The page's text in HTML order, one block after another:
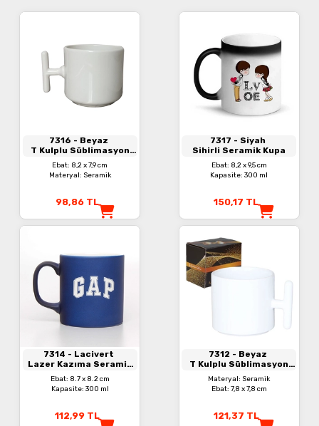
7316 - Beyaz
T Kulplu Süblimasyon
Seramik Kupa
Ebat: 8,2 x 7,9 cm
Materyal: Seramik
98,86 TL
7317 - Siyah
Sihirli Seramik Kupa
Ebat: 8,2 x 9,5 cm
Kapasite: 300 ml
150,17 TL
7314 - Lacivert
Lazer Kazıma Seramik
Kupa
Ebat: 8.7 x 8.2 cm
Kapasite: 300 ml
112,99 TL
7312 - Beyaz
T Kulplu Süblimasyon
Seramik Kupa
Materyal: Seramik
Ebat: 7,8 x 7,8 cm
121,37 TL